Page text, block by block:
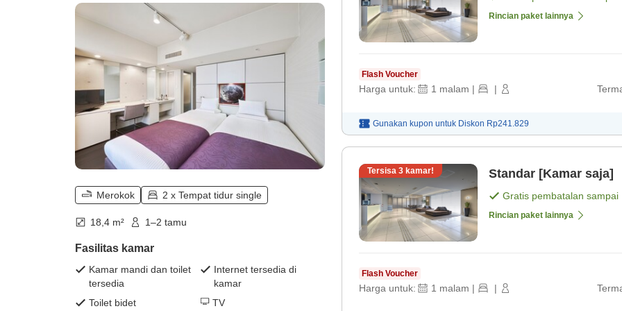
Merokok 2 x Tempat tidur single
18,4 m² 1–2 tamu
Fasilitas kamar
Kamar mandi dan toilet
tersedia
Internet tersedia di
kamar
Toilet bidet
TV
Rincian paket lainnya
Flash Voucher
Harga untuk: 1 malam | |
Gunakan kupon untuk Diskon Rp241.829
Tersisa 3 kamar! Standar [Kamar saja]
Gratis pembatalan sampai
Rincian paket lainnya
Flash Voucher
Harga untuk: 1 malam | |